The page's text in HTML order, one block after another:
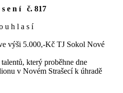
s e n í č. 817
u h l a s í
výši 5.000,-Kč TJ Sokol Nové
který proběhne dne
v Novém Strašecí k úhradě